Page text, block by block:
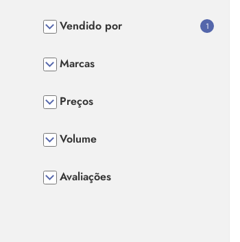
Vendido por 1
Marcas
Preços
Volume
Avaliações